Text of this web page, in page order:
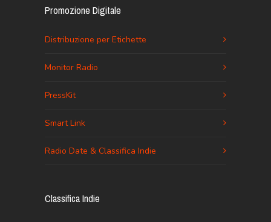
Promozione Digitale
Distribuzione per Etichette
Monitor Radio
PressKit
Smart Link
Radio Date & Classifica Indie
Classifica Indie